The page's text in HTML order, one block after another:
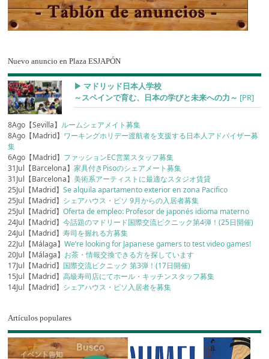
Nuevo anuncio en Plaza ESJAPÓN
▶︎ マドリッド日本人学校
～スペインで育む、日本の学びと未来への力～ [PR]
8Ago【Sevilla】 ルームシェアメイト募集
8Ago【Madrid】 ワーキングホリデー渡航者を支援する日本人アドバイザー募
集
6Ago【Madrid】 ファッションEC営業スタッフ募集
31Jul【Barcelona】家具付きPisoのシェアメート募集
31Jul【Barcelona】美術系アーティストに最適なスタジオ賃貸
25Jul【Madrid】Se alquila apartamento exterior en zona Pacifico
25Jul【Madrid】 シェアハウス・ピソ 9月からの入居者募集
25Jul【Madrid】Oferta de empleo: Profesor de japonés idioma materno
24Jul【Madrid】今話題のマドリード国際交流ピクニック第4弾！(25日開催)
24Jul【Madrid】寿司を握れる方募集
22Jul【Málaga】We’re looking for Japanese gamers to test video games!
20Jul【Málaga】 お茶・情報交換できる方を探しています
17Jul【Madrid】 国際交流ピクニック 第3弾！(17日開催)
15Jul【Madrid】高級寿司店にてホール・キッチンスタッフ募集
14Jul【Madrid】 シェアハウス・ピソ入居者を募集
Artículos populares